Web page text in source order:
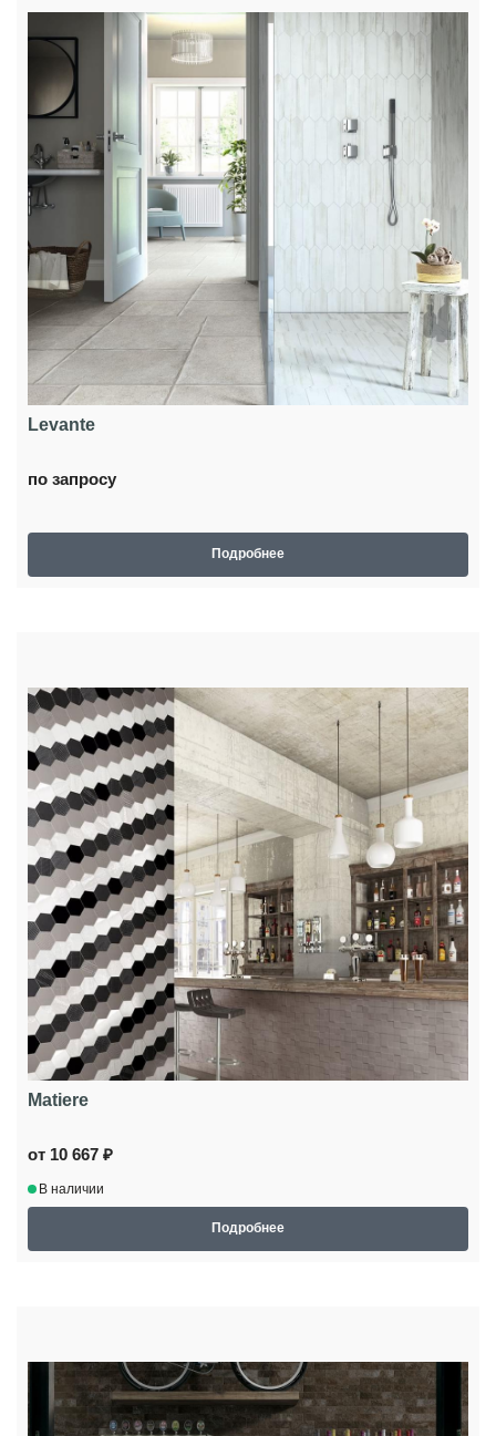
Levante
по запросу
Подробнее
Matiere
от 10 667 ₽
В наличии
Подробнее